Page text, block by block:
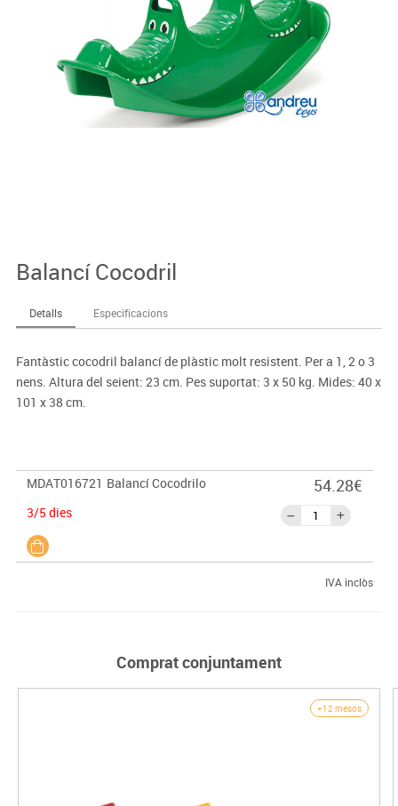
Balancí Cocodril
Detalls Especificacions
Fantàstic cocodril balancí de plàstic molt resistent. Per a 1, 2 o 3
nens. Altura del seient: 23 cm. Pes suportat: 3 x 50 kg. Mides: 40 x
101 x 38 cm.
MDAT016721 Balancí Cocodrilo
3/5 dies
54.28€
IVA inclòs
Comprat conjuntament
+12 mesos